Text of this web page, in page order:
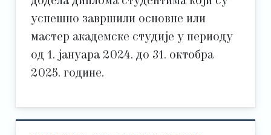
успешно завршили основне или
мастер академске студије у периоду
од 1. јануара 2024. до 31. октобра
2025. године.